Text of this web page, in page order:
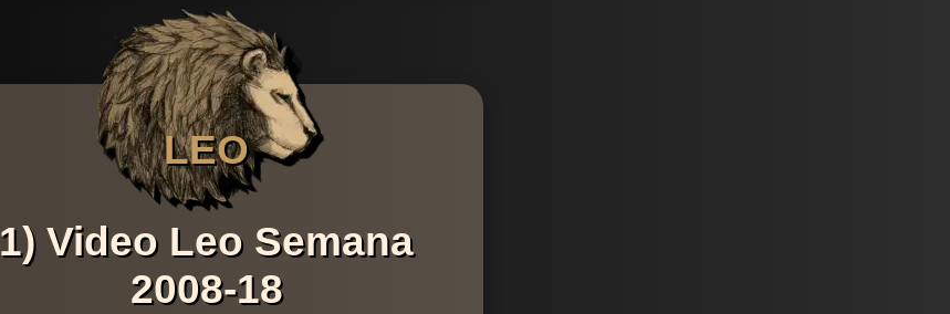
LEO
1) Video Leo Semana
2008-18